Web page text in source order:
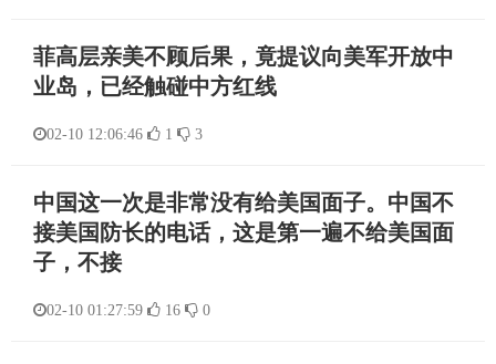
菲高层亲美不顾后果，竟提议向美军开放中
业岛，已经触碰中方红线
02-10 12:06:46 1 3
中国这一次是非常没有给美国面子。中国不
接美国防长的电话，这是第一遍不给美国面
子，不接
02-10 01:27:59 16 0